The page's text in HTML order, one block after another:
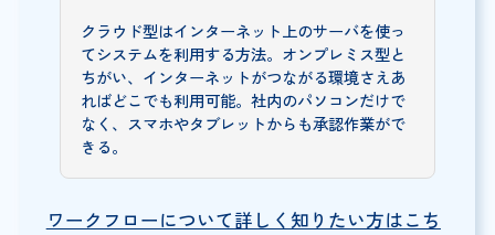
クラウド型はインターネット上のサーバを使っ
てシステムを利用する方法。オンプレミス型と
ちがい、インターネットがつながる環境さえあ
ればどこでも利用可能。社内のパソコンだけで
なく、スマホやタブレットからも承認作業がで
きる。
ワークフローについて詳しく知りたい方はこち